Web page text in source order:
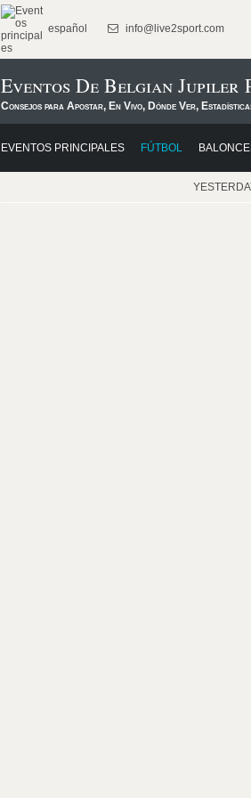
español info@live2sport.com
Eventos De Belgian Jupiler
Consejos para Apostar, En Vivo, Dónde Ver,
EVENTOS PRINCIPALES FÚTBOL